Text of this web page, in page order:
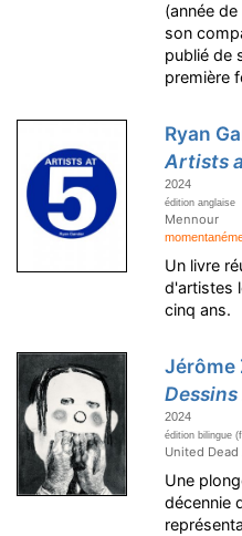
(année
son
publié de
première
Ryan
Artists
2024
édition anglaise
Mennour
Un livre
d'artistes
cinq ans.
Jérôme
2024
édition bilingue
United
Une
décennie